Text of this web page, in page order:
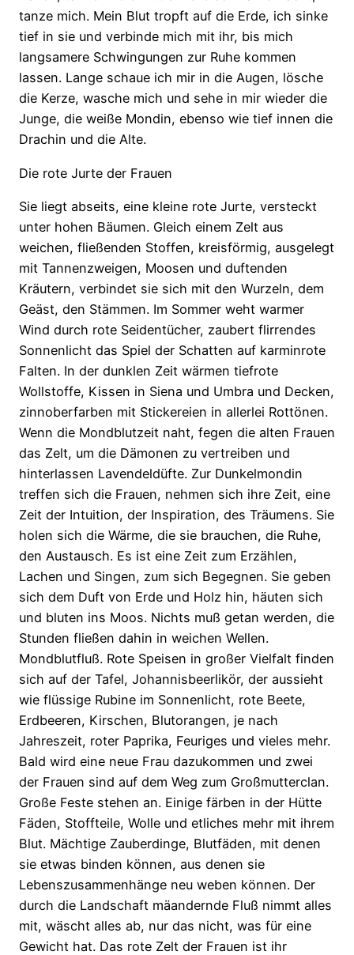
tanze mich. Mein Blut tropft auf die Erde, ich sinke
tief in sie und verbinde mich mit ihr, bis mich
langsamere Schwingungen zur Ruhe kommen
lassen. Lange schaue ich mir in die Augen, lösche
die Kerze, wasche mich und sehe in mir wieder die
Junge, die weiße Mondin, ebenso wie tief innen die
Drachin und die Alte.
Die rote Jurte der Frauen
Sie liegt abseits, eine kleine rote Jurte, versteckt
unter hohen Bäumen. Gleich einem Zelt aus
weichen, fließenden Stoffen, kreisförmig, ausgelegt
mit Tannenzweigen, Moosen und duftenden
Kräutern, verbindet sie sich mit den Wurzeln, dem
Geäst, den Stämmen. Im Sommer weht warmer
Wind durch rote Seidentücher, zaubert flirrendes
Sonnenlicht das Spiel der Schatten auf karminrote
Falten. In der dunklen Zeit wärmen tiefrote
Wollstoffe, Kissen in Siena und Umbra und Decken,
zinnoberfarben mit Stickereien in allerlei Rottönen.
Wenn die Mondblutzeit naht, fegen die alten Frauen
das Zelt, um die Dämonen zu vertreiben und
hinterlassen Lavendeldüfte. Zur Dunkelmondin
treffen sich die Frauen, nehmen sich ihre Zeit, eine
Zeit der Intuition, der Inspiration, des Träumens. Sie
holen sich die Wärme, die sie brauchen, die Ruhe,
den Austausch. Es ist eine Zeit zum Erzählen,
Lachen und Singen, zum sich Begegnen. Sie geben
sich dem Duft von Erde und Holz hin, häuten sich
und bluten ins Moos. Nichts muß getan werden, die
Stunden fließen dahin in weichen Wellen.
Mondblutfluß. Rote Speisen in großer Vielfalt finden
sich auf der Tafel, Johannisbeerlikör, der aussieht
wie flüssige Rubine im Sonnenlicht, rote Beete,
Erdbeeren, Kirschen, Blutorangen, je nach
Jahreszeit, roter Paprika, Feuriges und vieles mehr.
Bald wird eine neue Frau dazukommen und zwei
der Frauen sind auf dem Weg zum Großmutterclan.
Große Feste stehen an. Einige färben in der Hütte
Fäden, Stoffteile, Wolle und etliches mehr mit ihrem
Blut. Mächtige Zauberdinge, Blutfäden, mit denen
sie etwas binden können, aus denen sie
Lebenszusammenhänge neu weben können. Der
durch die Landschaft mäandernde Fluß nimmt alles
mit, wäscht alles ab, nur das nicht, was für eine
Gewicht hat. Das rote Zelt der Frauen ist ihr